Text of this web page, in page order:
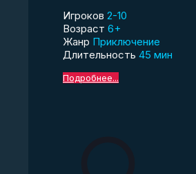
Игроков 2-10
Возраст 6+
Жанр Приключение
Длительность 45 мин
Подробнее...